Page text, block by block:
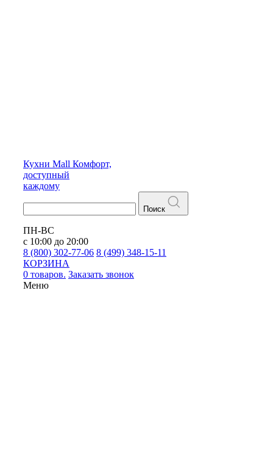
Кухни Mall Комфорт,
доступный
каждому
Поиск
ПН-ВС
с 10:00 до 20:00
8 (800) 302-77-06 8 (499) 348-15-11
КОРЗИНА
0 товаров. Заказать звонок
Меню